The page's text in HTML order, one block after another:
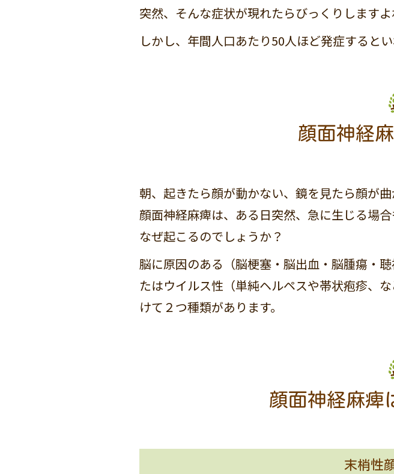
突然、そんな症状が現れたらびっくりしますよ
しかし、年間人口あたり50人ほど発症すると
顔面神経
朝、起きたら顔が動かない、鏡を見たら顔が
顔面神経麻痺は、ある日突然、急に生じる場
なぜ起こるのでしょうか？
脳に原因のある（脳梗塞・脳出血・脳腫瘍・聴
たはウイルス性（単純ヘルペスや帯状疱疹、
けて２つ種類があります。
顔面神経麻痺
末梢性